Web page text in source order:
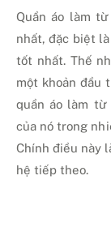
Quần áo làm
nhất, đặc biệt
tốt nhất. Thế
một khoản đầu
quần áo làm
của nó trong
Chính điều này
hệ tiếp theo.